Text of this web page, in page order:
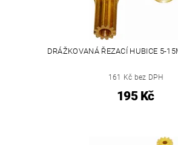
DRÁŽKOVANÁ ŘEZACÍ HUBICE 5-
161 Kč bez DPH
195 Kč